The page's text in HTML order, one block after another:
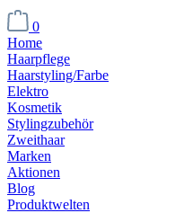
0
Home
Haarpflege
Haarstyling/Farbe
Elektro
Kosmetik
Stylingzubehör
Zweithaar
Marken
Aktionen
Blog
Produktwelten